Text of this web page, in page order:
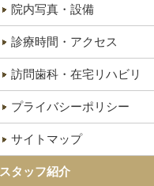
院内写真・設備
診療時間・アクセス
訪問歯科・在宅リハビリ
プライバシーポリシー
サイトマップ
スタッフ紹介